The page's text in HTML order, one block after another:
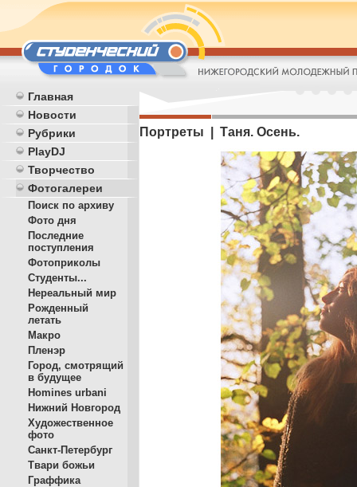
Главная
Новости
Рубрики
PlayDJ
Творчество
Фотогалереи
Поиск по архиву
Фото дня
Последние
поступления
Фотоприколы
Студенты...
Нереальный мир
Рожденный
летать
Макро
Пленэр
Город, смотрящий
в будущее
Homines urbani
Нижний Новгород
Художественное
фото
Санкт-Петербург
Твари божьи
Граффика
Портреты | Таня. Осень.